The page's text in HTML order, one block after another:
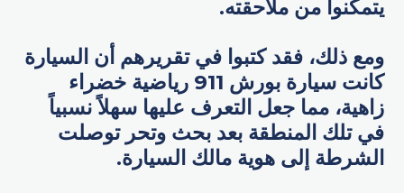
يتمكنوا من ملاحقته.
ومع ذلك، فقد كتبوا في تقريرهم أن السيارة
كانت سيارة بورش 911 رياضية خضراء
زاهية، مما جعل التعرف عليها سهلاً نسبياً
في تلك المنطقة بعد بحث وتحر توصلت
الشرطة إلى هوية مالك السيارة.